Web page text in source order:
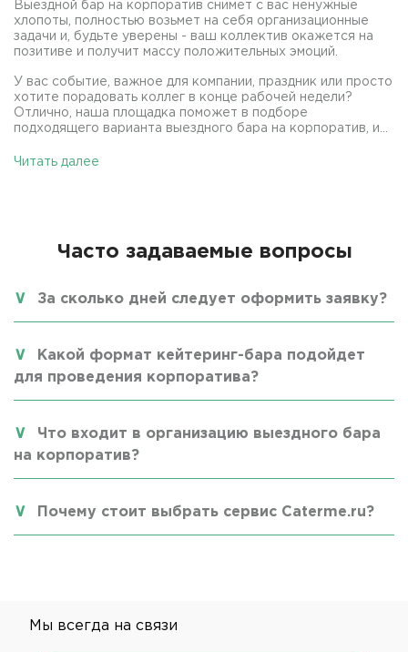
Выездной бар на корпоратив снимет с вас ненужные
хлопоты, полностью возьмет на себя организационные
задачи и, будьте уверены - ваш коллектив окажется на
позитиве и получит массу положительных эмоций.
У вас событие, важное для компании, праздник или просто
хотите порадовать коллег в конце рабочей недели?
Отлично, наша площадка поможет в подборе
подходящего варианта выездного бара на корпоратив, и...
Читать далее
Часто задаваемые вопросы
За сколько дней следует оформить заявку?
Какой формат кейтеринг-бара подойдет
для проведения корпоратива?
Что входит в организацию выездного бара
на корпоратив?
Почему стоит выбрать сервис Caterme.ru?
Мы всегда на связи